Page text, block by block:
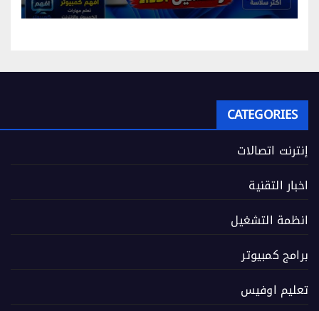
CATEGORIES
إنترنت اتصالات
اخبار التقنية
انظمة التشغيل
برامج كمبيوتر
تعليم اوفيس